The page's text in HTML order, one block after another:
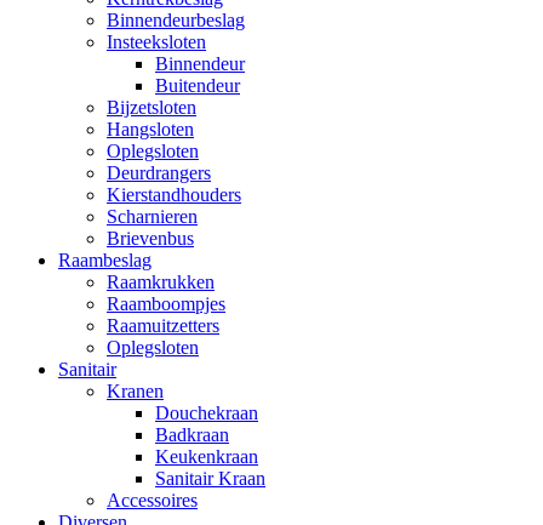
Binnendeurbeslag
Insteeksloten
Binnendeur
Buitendeur
Bijzetsloten
Hangsloten
Oplegsloten
Deurdrangers
Kierstandhouders
Scharnieren
Brievenbus
Raambeslag
Raamkrukken
Raamboompjes
Raamuitzetters
Oplegsloten
Sanitair
Kranen
Douchekraan
Badkraan
Keukenkraan
Sanitair Kraan
Accessoires